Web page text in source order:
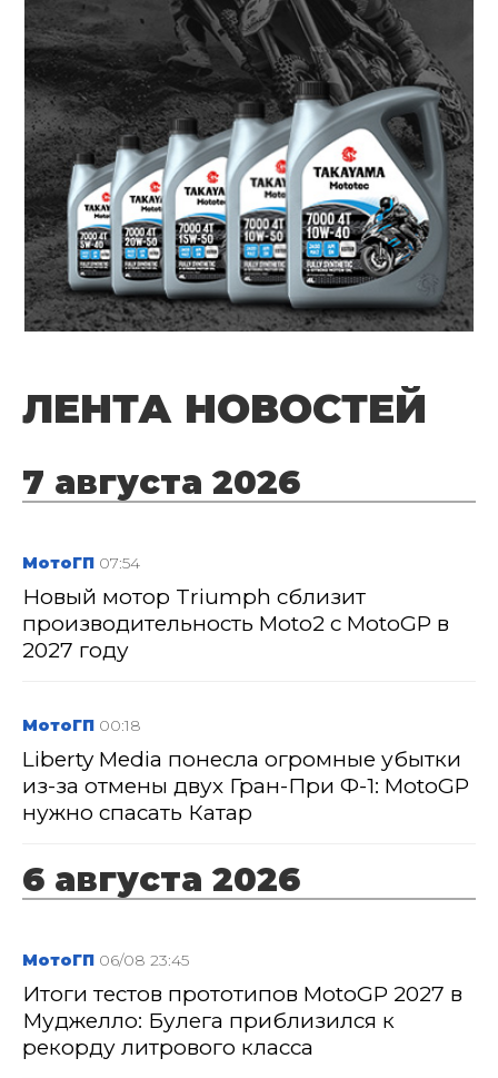
ЛЕНТА НОВОСТЕЙ
7 августа 2026
МотоГП 07:54
Новый мотор Triumph сблизит
производительность Moto2 с MotoGP в
2027 году
МотоГП 00:18
Liberty Media понесла огромные убытки
из-за отмены двух Гран-При Ф-1: MotoGP
нужно спасать Катар
6 августа 2026
МотоГП 06/08 23:45
Итоги тестов прототипов MotoGP 2027 в
Муджелло: Булега приблизился к
рекорду литрового класса